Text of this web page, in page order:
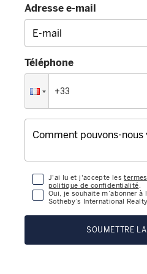
Adresse e-mail
Téléphone
J'ai lu et j'accepte les
politique de confidentialité.
Oui, je souhaite m’abonner
Sotheby’s International
SOUMETTRE